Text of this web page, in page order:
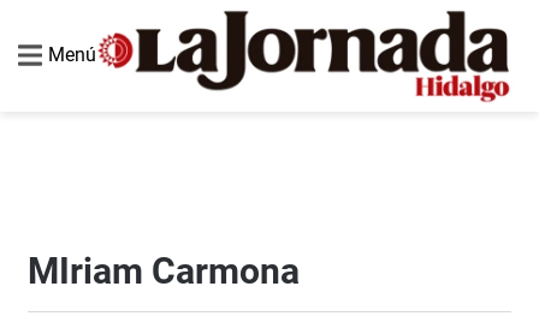
Menú
MIriam Carmona